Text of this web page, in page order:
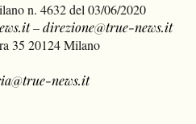
n. 4632 del 03/06/2020
–direzione@true-news.it
35 20124 Milano
news.it